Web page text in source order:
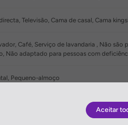
Televisão, Cama de casal, Cama
Café, Serviço de lavandaria , Não
Não adaptado para pessoas com
Pequeno-almoço
Aceitar